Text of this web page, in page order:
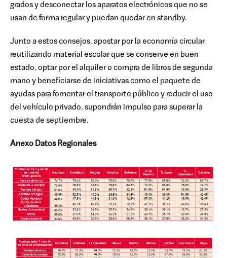
grados y desconectar los aparatos electrónicos que no se
usan de forma regular y puedan quedar en standby.
Junto a estos consejos, apostar por la economía circular
reutilizando material escolar que se conserve en buen
estado, optar por el alquiler o compra de libros de segunda
mano y beneficiarse de iniciativas como el paquete de
ayudas para fomentar el transporte público y reducir el uso
del vehículo privado, supondrán impulso para superar la
cuesta de septiembre.
Anexo Datos Regionales